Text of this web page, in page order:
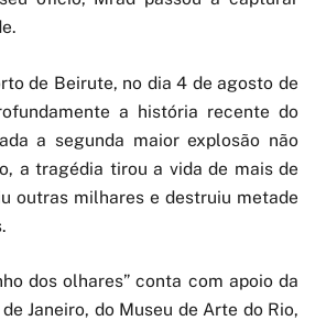
de Beirute, no dia 4 de agosto de
a história recente do
a segunda maior explosão não
a tragédia tirou a vida de mais de
outras milhares e destruiu metade
dos olhares” conta com apoio da
Janeiro, do Museu de Arte do Rio,